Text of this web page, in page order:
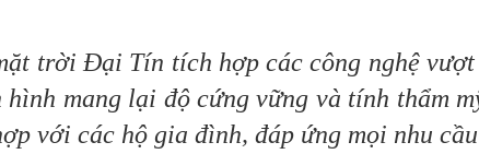
trời Đại Tín tích hợp các công nghệ
mang lại độ cứng vững và tính thẩm
với các hộ gia đình, đáp ứng mọi nhu